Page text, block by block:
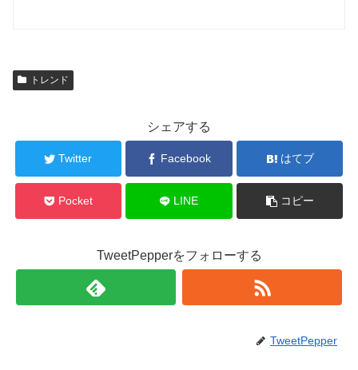
トレンド
シェアする
Twitter Facebook はてブ
Pocket LINE コピー
TweetPepperをフォローする
TweetPepper